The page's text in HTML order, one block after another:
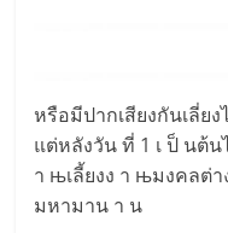
หรือมีปากเสียงกันเลี่ย
แต่หลังวัน ที่ 1 เ ป็ นต้
า њเลี้ยงง า њมงคลต่
มหามาน า น